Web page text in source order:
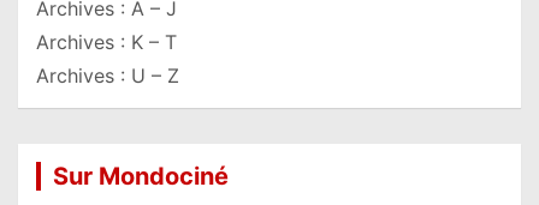
Archives : A – J
Archives : K – T
Archives : U – Z
Sur Mondociné